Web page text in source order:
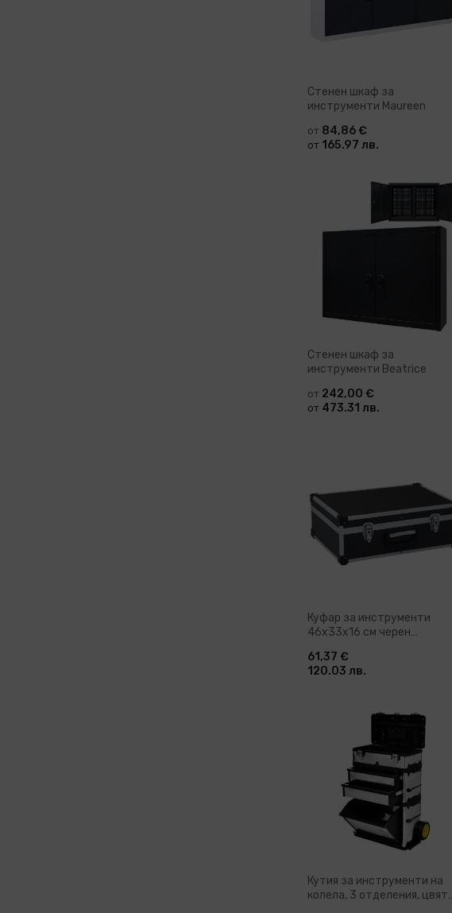
Добави в количка
Стенен шкаф за
инструменти Maureen
от 84,86 €
от 165.97 лв.
Стенен шкаф за
инструменти Beatrice
от 242,00 €
от 473.31 лв.
Добави в количка
Куфар за инструменти
46x33x16 см черен
61,37 €
120.03 лв.
Кутия за инструменти на
колела, 3 отделения, цвят